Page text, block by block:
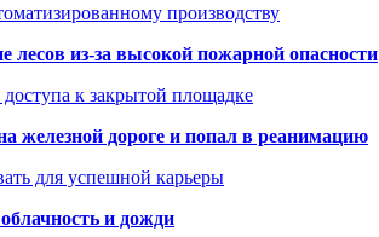
производству
из-за высокой пожарной опасности
к закрытой площадке
железной дороге и попал в реанимацию
для успешной карьеры
и дожди